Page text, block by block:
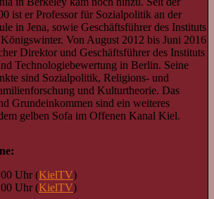
ist er Professor für Sozialpolitik an der
in Jena, sowie Geschäftsführer des Instituts
Von August 2012 bis Juni 2016
Direktor und Geschäftsführer des Instituts
Technologiebewertung in Berlin. Seine
sind Sozialpolitik, Religions- und
und Kulturtheorie. Das
Grundeinkommen sind ein weiteres
gelben Sofa im Offenen Kanal Kiel.
Uhr (KielTV)
Uhr (KielTV)